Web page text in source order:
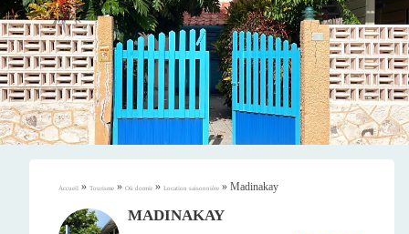
Accueil » Tourisme » Où dormir » Location saisonnière » Madinakay
MADINAKAY